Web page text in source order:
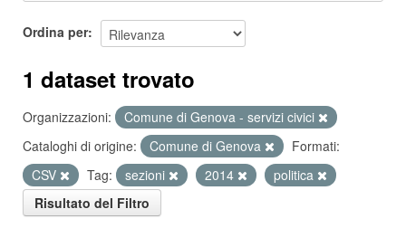
Ordina per
1 dataset trovato
Organizzazioni:
Comune di Genova - servizi civici
Cataloghi di origine:
Comune di Genova
Formati:
CSV
Tag: sezioni 2014
politica
Risultato del Filtro